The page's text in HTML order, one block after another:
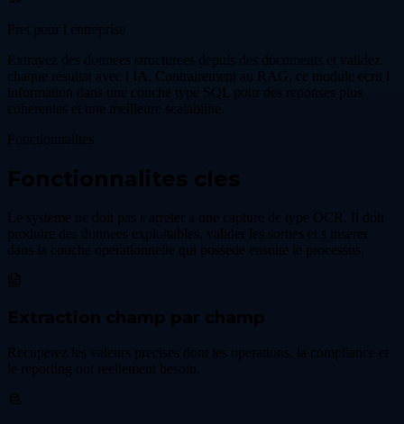
Pret pour l entreprise
Extrayez des donnees structurees depuis des documents et validez
chaque resultat avec l IA. Contrairement au RAG, ce module ecrit l
information dans une couche type SQL pour des reponses plus
coherentes et une meilleure scalabilite.
Fonctionnalites
Fonctionnalites cles
Le systeme ne doit pas s arreter a une capture de type OCR. Il doit
produire des donnees exploitables, valider les sorties et s inserer
dans la couche operationnelle qui possede ensuite le processus.
Extraction champ par champ
Recuperez les valeurs precises dont les operations, la compliance et
le reporting ont reellement besoin.